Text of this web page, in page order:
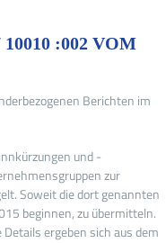
:002 VOM
Berichten im
und -
zur
Soweit die dort genannten
beginnen, zu übermitteln.
ergeben sich aus dem